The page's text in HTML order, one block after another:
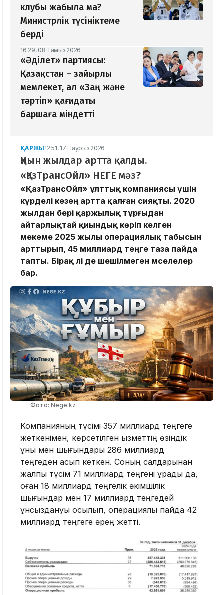
клубы жабыла ма?
Министрлік түсініктеме
берді
16:29, 08 Тамыз 2026
«Әділет» партиясы:
Қазақстан – зайырлы
мемлекет, ал «Заң және
тәртіп» қағидаты
баршаға міндетті
ҚАРЖЫ12:51, 17 Наурыз 2026
Қиын жылдар артта қалды.
«ҚазТрансОйл» НЕГЕ мәз?
«ҚазТрансОйл» ұлттық компаниясы үшін
күрделі кезең артта қалған сияқты. 2020
жылдан бері қаржылық тұрғыдан
айтарлықтай қиындық көріп келген
мекеме 2025 жылы операциялық табысын
арттырып, 45 миллиард теңге таза пайда
тапты. Бірақ әлі де шешілмеген мәселелер
бар.
Фото: Nege.kz
Компанияның түсімі 357 миллиард теңгеге
жеткенімен, көрсетілген қызметтің өзіндік
құны мен шығындары 286 миллиард
теңгеден асып кеткен. Соның салдарынан
жалпы түсім 71 миллиард теңгені құрады да,
оған 18 миллиард теңгелік әкімшілік
шығындар мен 17 миллиард теңгедей
құнсыздануы қосылып, операциялық пайда 42
миллиард теңгеге әрең жетті.